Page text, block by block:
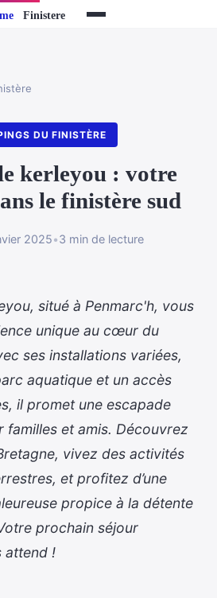
DU FINISTÈRE
kerleyou : votre
le finistère sud
2025•3 min de lecture
situé à Penmarc'h, vous
unique au cœur du
ses installations variées,
aquatique et un accès
il promet une escapade
familles et amis. Découvrez
vivez des activités
et profitez d’une
propice à la détente
prochain séjour
attend !